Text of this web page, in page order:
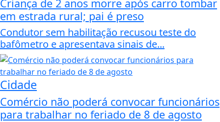
Criança de 2 anos morre após carro tombar
em estrada rural; pai é preso
Condutor sem habilitação recusou teste do
bafômetro e apresentava sinais de...
Cidade
Comércio não poderá convocar funcionários
para trabalhar no feriado de 8 de agosto